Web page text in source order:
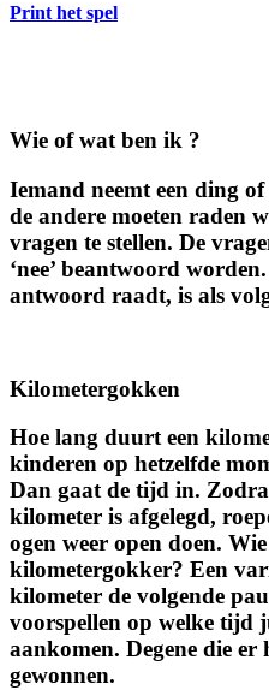
Print het spel
Wie of wat ben ik ?
Iemand neemt een ding
de andere moeten raden
vragen te stellen. De
‘nee’ beantwoord
antwoord raadt, is als
Kilometergokken
Hoe lang duurt een
kinderen op hetzelfde
Dan gaat de tijd in. Zodra
kilometer is afgelegd,
ogen weer open doen. Wie
kilometergokker? Een
kilometer de volgende
voorspellen op welke tijd
aankomen. Degene die
gewonnen.